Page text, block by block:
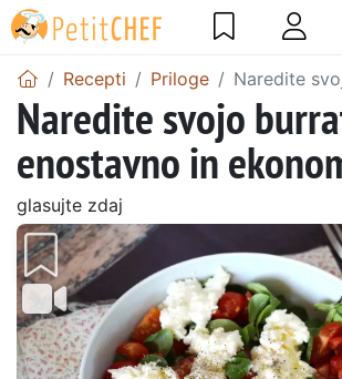
Recepti Priloge Naredite
Naredite svojo
enostavno in
glasujte zdaj